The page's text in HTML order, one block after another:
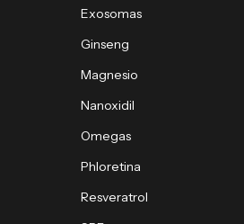
Exosomas
Ginseng
Magnesio
Nanoxidil
Omegas
Phloretina
Resveratrol